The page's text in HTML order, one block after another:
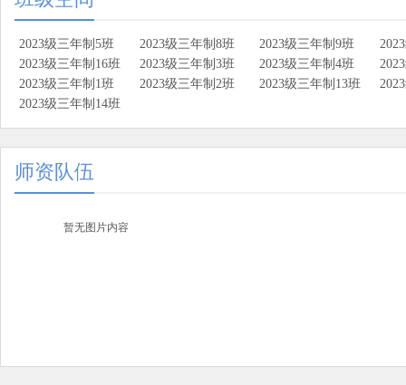
2023级三年制5班 2023级三年制8班 2023级三年制9班
2023级三年制16班
2023级三年制3班 2023级三年制4班
2023级三年制1班
2023级三年制2班 2023级三年制13班
2023级三年制14班
师资队伍
暂无图片内容